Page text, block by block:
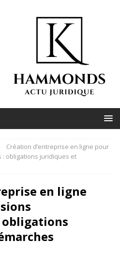
Création d’entreprise en ligne pour
obligations juridiques et
en ligne
obligations